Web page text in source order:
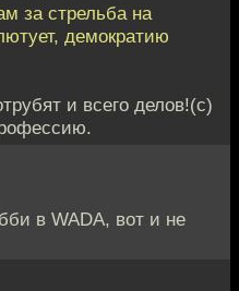
за стрельба на
демократию
и всего делов!(с)
в WADA, вот и не